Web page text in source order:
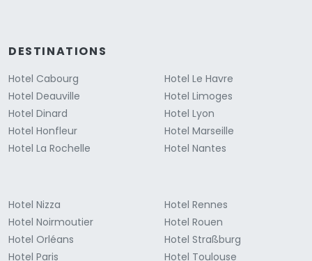
DESTINATIONS
Hotel Cabourg
Hotel Deauville
Hotel Dinard
Hotel Honfleur
Hotel La Rochelle
Hotel Le Havre
Hotel Limoges
Hotel Lyon
Hotel Marseille
Hotel Nantes
Hotel Nizza
Hotel Noirmoutier
Hotel Orléans
Hotel Paris
Hotel Rennes
Hotel Rouen
Hotel Straßburg
Hotel Toulouse